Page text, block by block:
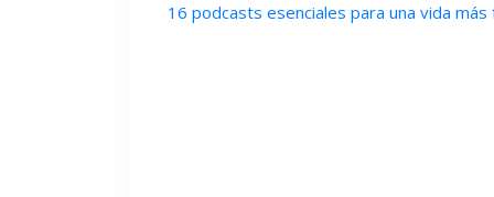
16 podcasts esenciales para una vida más